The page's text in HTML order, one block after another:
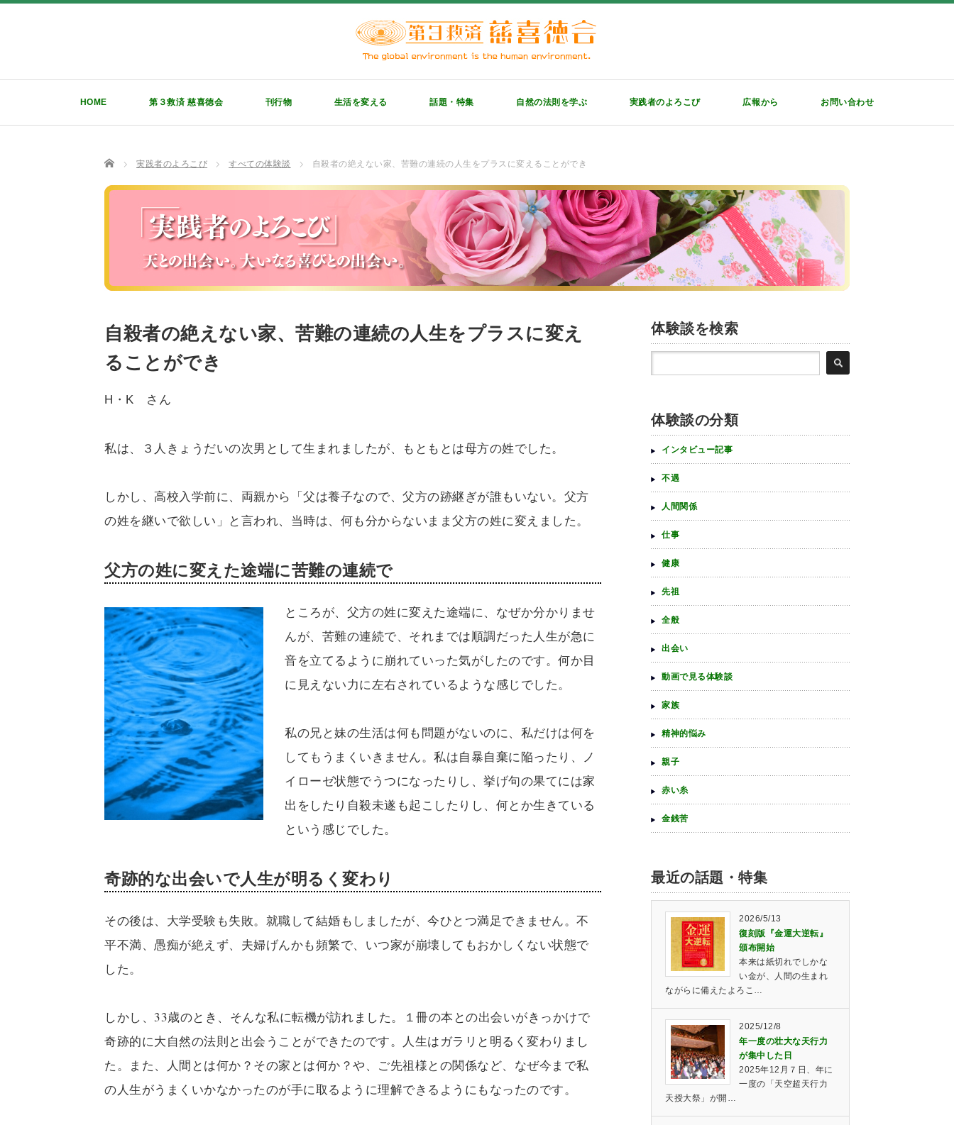
HOME 第３救済 慈喜徳会 刊行物 生活を変える 話題・特集 自然の法則を学ぶ 実践者のよろこび 広報から お問い合わせ
TOP 実践者のよろこび すべての体験談 自殺者の絶えない家、苦難の連続の人生をプラスに変えることができ
自殺者の絶えない家、苦難の連続の人生をプラスに変え
ることができ
H・K さん
私は、３人きょうだいの次男として生まれましたが、もともとは母方の姓でした。
しかし、高校入学前に、両親から「父は養子なので、父方の跡継ぎが誰もいない。父方
の姓を継いで欲しい」と言われ、当時は、何も分からないまま父方の姓に変えました。
父方の姓に変えた途端に苦難の連続で
ところが、父方の姓に変えた途端に、なぜか分かりませ
んが、苦難の連続で、それまでは順調だった人生が急に
音を立てるように崩れていった気がしたのです。何か目
に見えない力に左右されているような感じでした。
私の兄と妹の生活は何も問題がないのに、私だけは何を
してもうまくいきません。私は自暴自棄に陥ったり、ノ
イローゼ状態でうつになったりし、挙げ句の果てには家
出をしたり自殺未遂も起こしたりし、何とか生きている
という感じでした。
奇跡的な出会いで人生が明るく変わり
その後は、大学受験も失敗。就職して結婚もしましたが、今ひとつ満足できません。不
平不満、愚痴が絶えず、夫婦げんかも頻繁で、いつ家が崩壊してもおかしくない状態で
した。
しかし、33歳のとき、そんな私に転機が訪れました。１冊の本との出会いがきっかけで
奇跡的に大自然の法則と出会うことができたのです。人生はガラリと明るく変わりまし
た。また、人間とは何か？その家とは何か？や、ご先祖様との関係など、なぜ今まで私
の人生がうまくいかなかったのが手に取るように理解できるようにもなったのです。
体験談を検索
体験談の分類
インタビュー記事
不遇
人間関係
仕事
健康
先祖
全般
出会い
動画で見る体験談
家族
精神的悩み
親子
赤い糸
金銭苦
最近の話題・特集
2026/5/13
復刻版『金運大逆転』
頒布開始
本来は紙切れでしかな
い金が、人間の生まれ
ながらに備えたよろこ…
2025/12/8
年一度の壮大な天行力
が集中した日
2025年12月７日、年に
一度の「天空超天行力
天授大祭」が開…